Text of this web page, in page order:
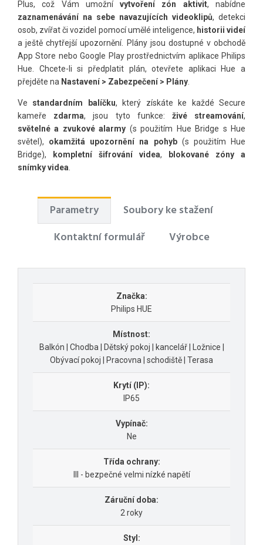
Plus, což Vám umožnívytvoření zón aktivit, nabídne
zaznamenávání na sebe navazujících videoklipů, detekci
osob, zvířat či vozidel pomocí umělé inteligence, historii videí
a ještě chytřejší upozornění. Plány jsou dostupné v obchodě
App Store nebo Google Play prostřednictvím aplikace Philips
Hue. Chcete-li si předplatit plán, otevřete aplikaci Hue a
přejděte na Nastavení > Zabezpečení > Plány
Ve standardním balíčku, který získáte ke každé Secure
kameře zdarma, jsou tyto funkce: živé streamování,
světelné a zvukové alarmy (s použitím Hue Bridge s Hue
světel), okamžitá upozornění na pohyb(s použitím Hue
Bridge),
kompletní šifrování videa,
blokované zóny a
snímky videa
Parametry
Soubory ke stažení
Kontaktní formulář
Výrobce
Značka:
Philips HUE
Místnost:
Balkón | Chodba | Dětský pokoj | kancelář | Ložnice |
Obývací pokoj | Pracovna | schodiště | Terasa
Krytí (IP):
IP65
Vypínač:
Ne
Třída ochrany:
III - bezpečné velmi nízké napětí
Záruční doba:
2 roky
Styl: